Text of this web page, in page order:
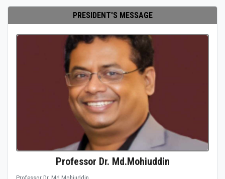
PRESIDENT'S MESSAGE
Professor Dr. Md.Mohiuddin